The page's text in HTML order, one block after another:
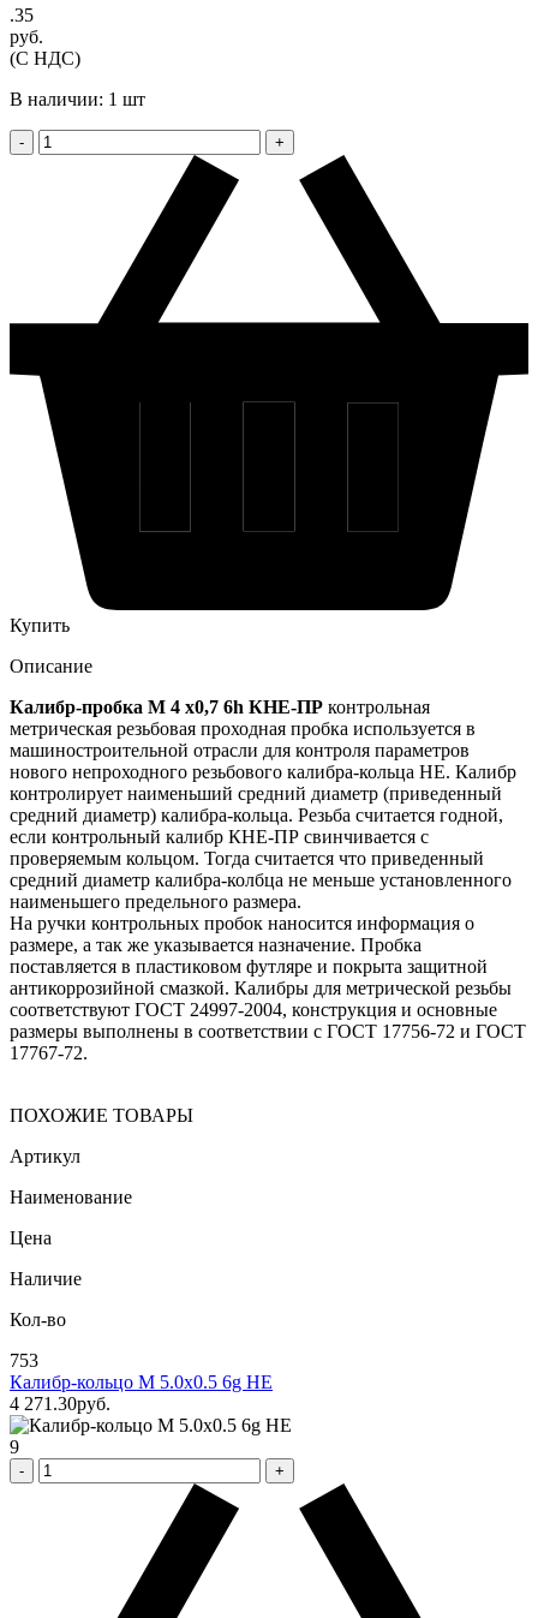
.35
руб.
(С НДС)
В наличии: 1 шт
Купить
Описание
Калибр-пробка М 4 х0,7 6h КНЕ-ПР контрольная
метрическая резьбовая проходная пробка используется в
машиностроительной отрасли для контроля параметров
нового непроходного резьбового калибра-кольца НЕ. Калибр
контролирует наименьший средний диаметр (приведенный
средний диаметр) калибра-кольца. Резьба считается годной,
если контрольный калибр КНЕ-ПР свинчивается с
проверяемым кольцом. Тогда считается что приведенный
средний диаметр калибра-колбца не меньше установленного
наименьшего предельного размера.
На ручки контрольных пробок наносится информация о
размере, а так же указывается назначение. Пробка
поставляется в пластиковом футляре и покрыта защитной
антикоррозийной смазкой. Калибры для метрической резьбы
соответствуют ГОСТ 24997-2004, конструкция и основные
размеры выполнены в соответствии с ГОСТ 17756-72 и ГОСТ
17767-72.
ПОХОЖИЕ ТОВАРЫ
Артикул
Наименование
Цена
Наличие
Кол-во
753
Калибр-кольцо М 5.0х0.5 6g НЕ
4 271 .30pуб.
9